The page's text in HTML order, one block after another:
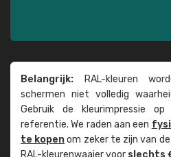
Belangrijk: RAL-kleuren
schermen niet volledig
Gebruik de kleur­impressie
referentie. We raden aan een
te kopenom zeker te zijn van
RAL-kleuren­waaier voor slechts